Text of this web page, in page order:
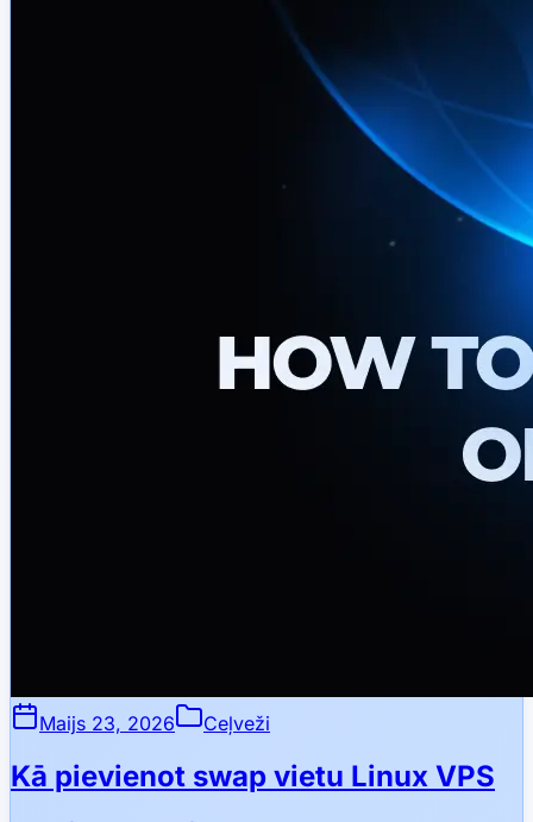
Maijs 23, 2026 Ceļveži
Kā pievienot swap vietu Linux VPS